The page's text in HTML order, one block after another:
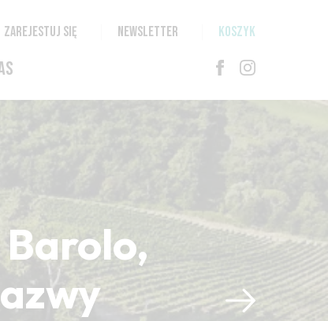
ZAREJESTUJ SIĘ NEWSLETTER KOSZYK